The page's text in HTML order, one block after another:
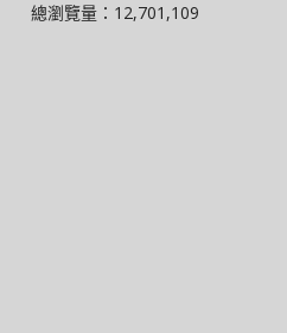
總瀏覽量：12,701,109